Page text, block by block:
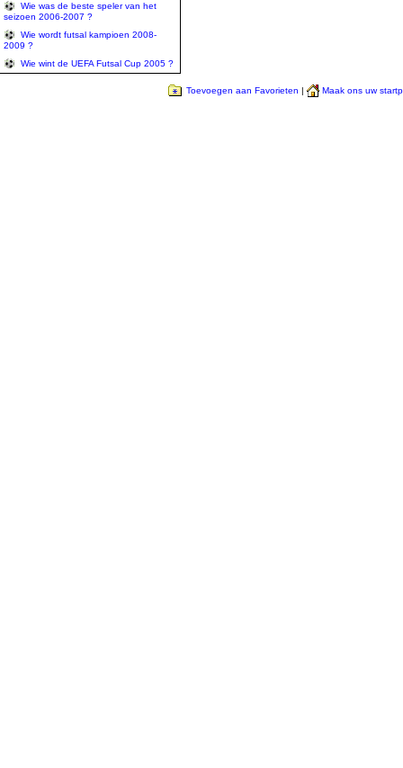
Wie was de beste speler van het
seizoen 2006-2007 ?
Wie wordt futsal kampioen 2008-
2009 ?
Wie wint de UEFA Futsal Cup 2005 ?
Toevoegen aan Favorieten | Maak ons uw